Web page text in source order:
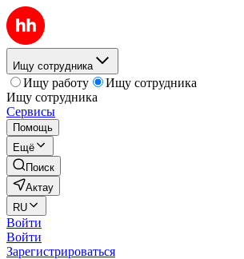
Ищу сотрудника
Ищу работу
Ищу сотрудника
Ищу сотрудника
Сервисы
Помощь
Ещё
Поиск
Актау
RU
Войти
Войти
Зарегистрироваться